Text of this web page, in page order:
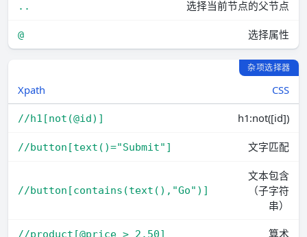
.. 选择当前节点的父节点
@ 选择属性
杂项选择器
Xpath CSS
//h1[not(@id)] h1:not([id])
//button[text()="Submit"] 文字匹配
//button[contains(text(),"Go")]
文本包含
（子字符
串）
//product[@price > 2.50] 算术